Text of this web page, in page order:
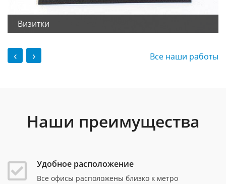
Визитки
‹ › Все наши работы
Наши преимущества
Удобное расположение
Все офисы расположены близко к метро